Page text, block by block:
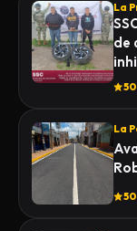
DE
La
de
50
La
50